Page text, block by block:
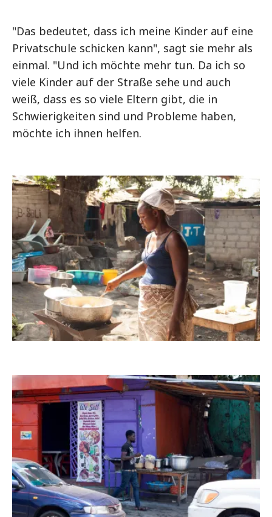
"Das bedeutet, dass ich meine Kinder auf eine
Privatschule schicken kann", sagt sie mehr als
einmal. "Und ich möchte mehr tun. Da ich so
viele Kinder auf der Straße sehe und auch
weiß, dass es so viele Eltern gibt, die in
Schwierigkeiten sind und Probleme haben,
möchte ich ihnen helfen.